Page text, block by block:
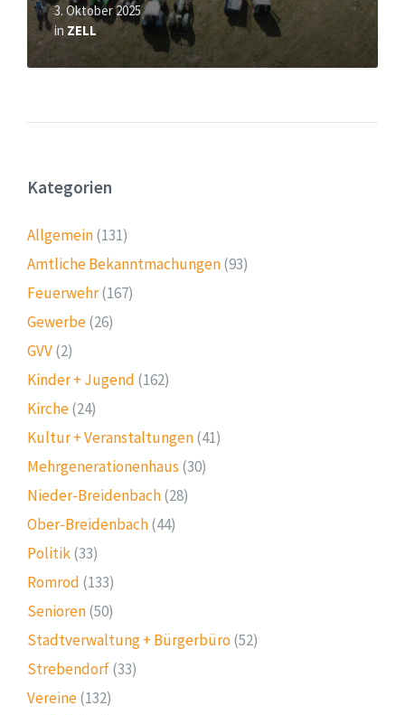
3. Oktober 2025
in ZELL
Kategorien
Allgemein(131)
Amtliche Bekanntmachungen(93)
Feuerwehr(167)
Gewerbe(26)
GVV(2)
Kinder + Jugend (162)
Kirche(24)
Kultur + Veranstaltungen(41)
Mehrgenerationenhaus (30)
Nieder-Breidenbach(28)
Ober-Breidenbach(44)
Politik(33)
Romrod (133)
Senioren(50)
Stadtverwaltung + Bürgerbüro (52)
Strebendorf(33)
Vereine(132)